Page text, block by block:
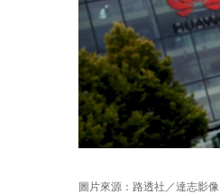
圖片來源：路透社／達志影像